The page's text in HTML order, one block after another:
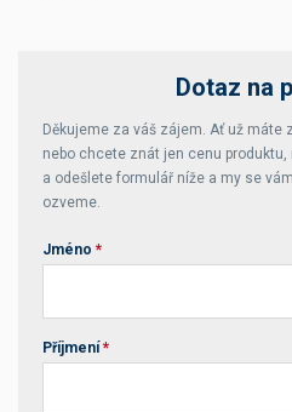
Dotaz na
Děkujeme za váš zájem. Ať už máte
nebo chcete znát jen cenu
a odešlete formulář níže a my se
ozveme.
Jméno *
Příjmení *